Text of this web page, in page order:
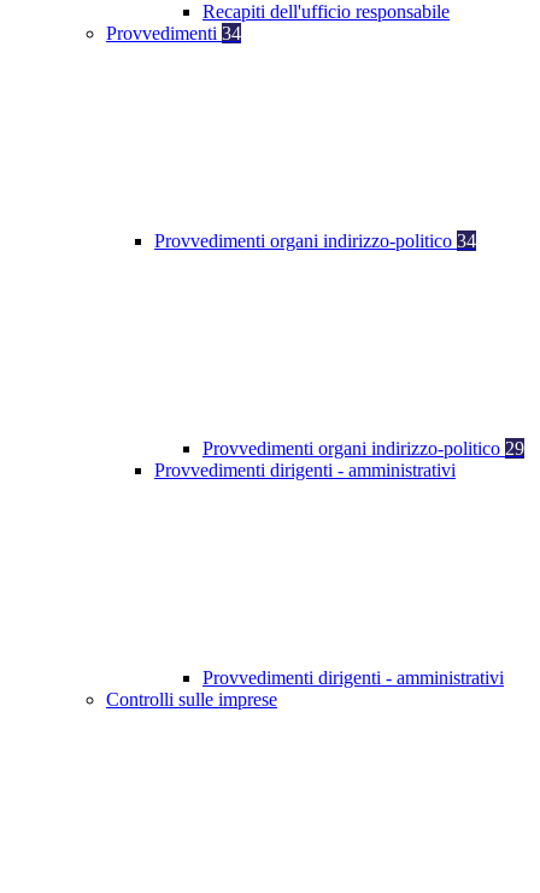
Recapiti dell'ufficio responsabile
Provvedimenti 34
Provvedimenti organi indirizzo-politico 34
Provvedimenti organi indirizzo-politico 29
Provvedimenti dirigenti - amministrativi
Provvedimenti dirigenti - amministrativi
Controlli sulle imprese